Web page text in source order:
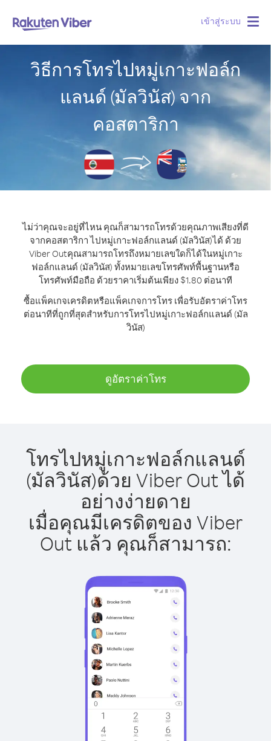
เข้าสู่ระบบ
วิธีการโทรไปหมู่เกาะฟอล์ก
แลนด์ (มัลวินัส) จาก
คอสตาริกา
ไม่ว่าคุณจะอยู่ที่ไหน คุณก็สามารถโทรด้วยคุณภาพเสียงที่ดี
จากคอสตาริกา ไปหมู่เกาะฟอล์กแลนด์ (มัลวินัส)ได้ ด้วย
Viber Outคุณสามารถโทรถึงหมายเลขใดก็ได้ในหมู่เกาะ
ฟอล์กแลนด์ (มัลวินัส) ทั้งหมายเลขโทรศัพท์พื้นฐานหรือ
โทรศัพท์มือถือ ด้วยราคาเริ่มต้นเพียง $1.80 ต่อนาที
ซื้อแพ็คเกจเครดิตหรือแพ็คเกจการโทร เพื่อรับอัตราค่าโทร
ต่อนาทีที่ถูกที่สุดสำหรับการโทรไปหมู่เกาะฟอล์กแลนด์ (มัล
วินัส)
ดูอัตราค่าโทร
โทรไปหมู่เกาะฟอล์กแลนด์
(มัลวินัส)ด้วย Viber Out ได้
อย่างง่ายดาย
เมื่อคุณมีเครดิตของ Viber
Out แล้ว คุณก็สามารถ: